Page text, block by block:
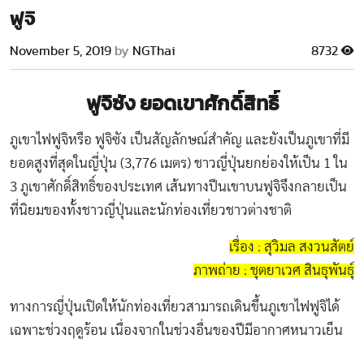
ฟูจิ
November 5, 2019 by NGThai 8732
ฟูจิซัง ยอดเขาศักดิ์สิทธิ์
ภูเขาไฟฟูจิหรือ ฟูจิซัง เป็นสัญลักษณ์สำคัญ และยังเป็นภูเขาที่มี
ยอดสูงที่สุดในญี่ปุ่น (3,776 เมตร) ชาวญี่ปุ่นยกย่องให้เป็น 1 ใน
3 ภูเขาศักดิ์สิทธิ์ของประเทศ เส้นทางปีนเขาบนฟูจิจึงกลายเป็น
ที่นิยมของทั้งชาวญี่ปุ่นและนักท่องเที่ยวชาวต่างชาติ
เรื่อง : สุวิมล สงวนสัตย์
ภาพถ่าย : ชุตยาเวศ สินธุพันธุ์
ทางการญี่ปุ่นเปิดให้นักท่องเที่ยวสามารถเดินขึ้นภูเขาไฟฟูจิได้
เฉพาะช่วงฤดูร้อน เนื่องจากในช่วงอื่นของปีมีอากาศหนาวเย็น